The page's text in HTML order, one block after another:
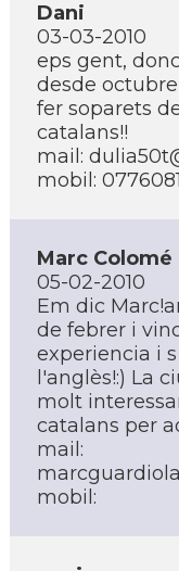
Dani
03-03-2010
eps gent,
desde
fer soparets
catalans!!
mail:
mobil:
Marc Colomé
05-02-2010
Em dic
de febrer i
experiencia i
l'anglès!:) La
molt
catalans per
mail:
mobil: